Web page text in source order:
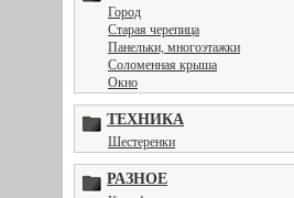
Город
Старая черепица
Панельки, многоэтажки
Соломенная крыша
Окно
ТЕХНИКА
Шестеренки
РАЗНОЕ